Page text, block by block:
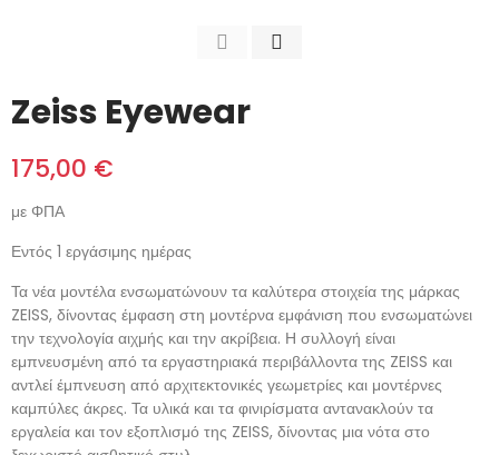
Zeiss Eyewear
175,00 €
με ΦΠΑ
Εντός 1 εργάσιμης ημέρας
Τα νέα μοντέλα ενσωματώνουν τα καλύτερα στοιχεία της μάρκας
ZEISS, δίνοντας έμφαση στη μοντέρνα εμφάνιση που ενσωματώνει
την τεχνολογία αιχμής και την ακρίβεια. Η συλλογή είναι
εμπνευσμένη από τα εργαστηριακά περιβάλλοντα της ZEISS και
αντλεί έμπνευση από αρχιτεκτονικές γεωμετρίες και μοντέρνες
καμπύλες άκρες. Τα υλικά και τα φινιρίσματα αντανακλούν τα
εργαλεία και τον εξοπλισμό της ZEISS, δίνοντας μια νότα στο